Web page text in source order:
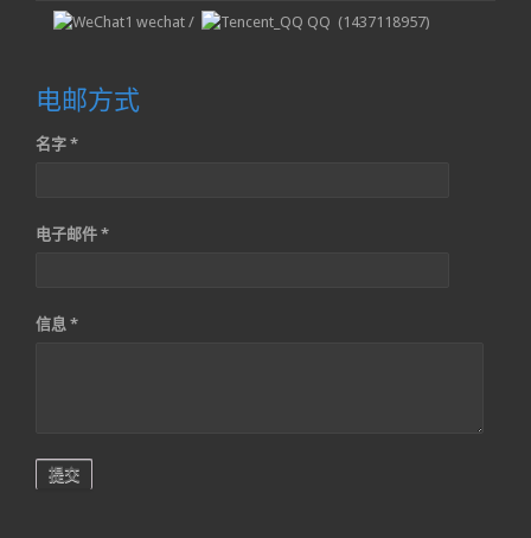
wechat / QQ (1437118957)
电邮方式
名字 *
电子邮件 *
信息 *
提交